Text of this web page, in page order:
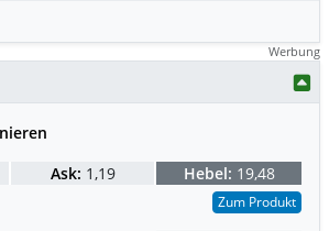
Werbung
Ask: 1,19 Hebel: 19,48
Zum Produkt